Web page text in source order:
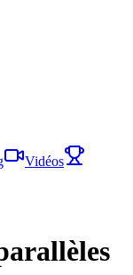
Vidéos